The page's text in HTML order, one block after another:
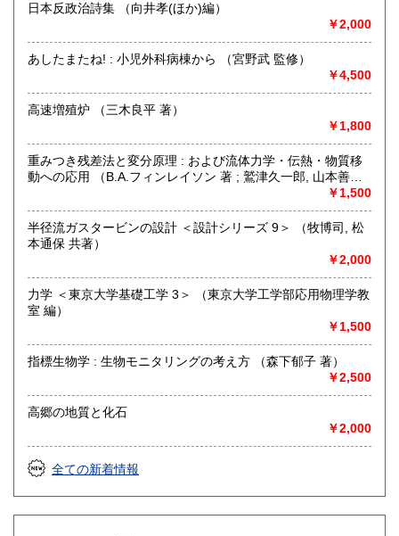
沿線名：JR中央線・総武線・東京メトロ丸ノ内線
営業時間：【事務所営業・通信販売専門 (ご来店不可)】
9:00〜17:00 ※買取・仕入れ等で不在の場合がございます
書籍の買取について
自然科学等の学術書・専門書・その他資料買取り致します。
電話・FAX・メール等でお気軽にご相談下さいませ。
出張買取・配送料着払い(当店の支払い)で送って頂くことも
※お送り頂く場合は必ず事前にご連絡下さいませ。
取り扱い分野
【地球科学(地質・鉱物)・天文学・動物学・植物学・その他
自然科学】
日本反政治詩集 （向井孝(ほか)編）
￥2,000
あしたまたね! : 小児外科病棟から （宮野武 監修）
￥4,500
高速増殖炉 （三木良平 著）
￥1,800
重みつき残差法と変分原理 : および流体力学・伝熱・物質移
動への応用 （B.A.フィンレイソン 著 ; 鷲津久一郎, 山本善之,
￥1,500
半径流ガスタービンの設計 ＜設計シリーズ 9＞ （牧博司, 松
本通保 共著）
￥2,000
力学 ＜東京大学基礎工学 3＞ （東京大学工学部応用物理学教
室 編）
￥1,500
指標生物学 : 生物モニタリングの考え方 （森下郁子 著）
￥2,500
高郷の地質と化石
￥2,000
全ての新着情報